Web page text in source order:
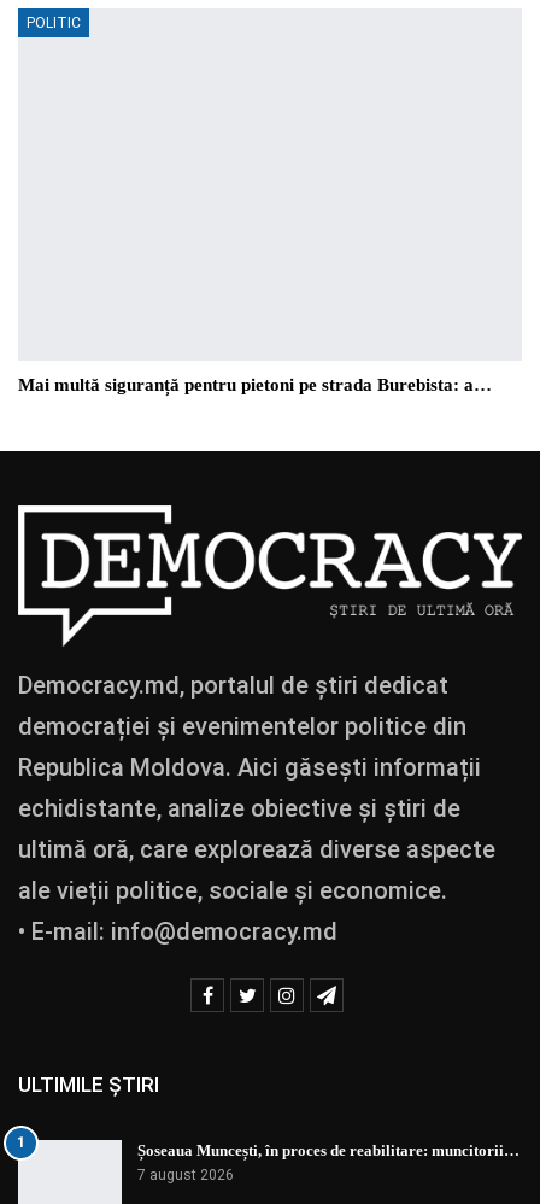
POLITIC
Mai multă siguranță pentru pietoni pe strada Burebista: a…
Democracy.md, portalul de știri dedicat
democrației și evenimentelor politice din
Republica Moldova. Aici găsești informații
echidistante, analize obiective și știri de
ultimă oră, care explorează diverse aspecte
ale vieții politice, sociale și economice.
• E-mail: info@democracy.md
ULTIMILE ȘTIRI
1 Șoseaua Muncești, în proces de reabilitare: muncitorii…
7 august 2026